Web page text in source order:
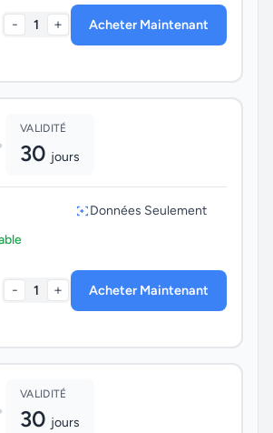
- 1 + Acheter Maintenant
VALIDITÉ
30 jours
Données Seulement
- 1 + Acheter Maintenant
VALIDITÉ
30 jours